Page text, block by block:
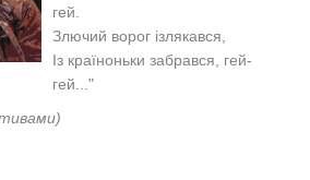
гей.
Злючий ворог ізлякався,
Із країноньки забрався, гей-
гей..."